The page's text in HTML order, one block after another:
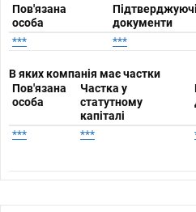
Пов'язана
особа
Підтверджуючі
документи
***
***
В яких компанія має частки
Пов'язана
особа
Частка у
статутному
капіталі
*** ***